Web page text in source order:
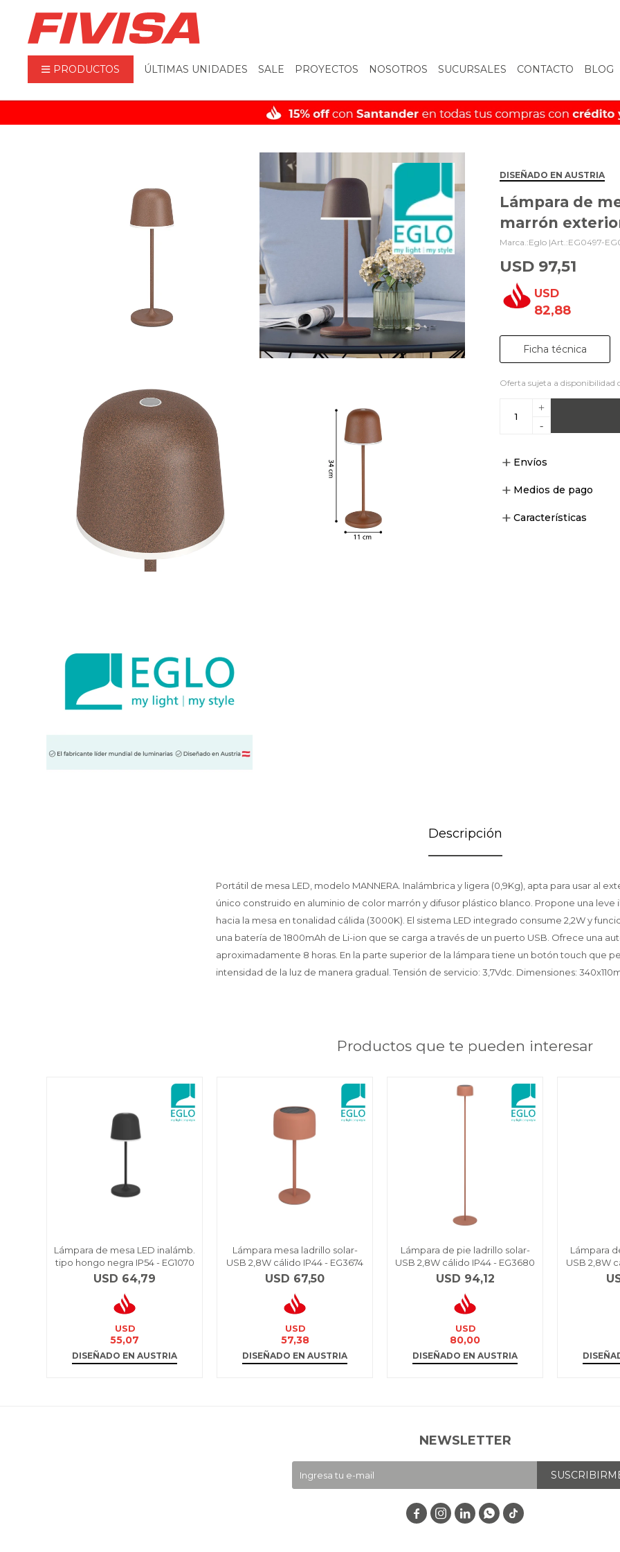
PRODUCTOS ÚLTIMAS UNIDADES SALE PROYECTOS NOSOTROS SUCURSALES CONTACTO BLOG
DISEÑADO EN AUSTRIA
Lámpara de
marrón
Eglo | EG0497-
USD 97,51
USD
82,88
Ficha técnica
Oferta sujeta a disponibilidad
+
-
Envíos
Medios de pago
Características
Descripción
Portátil de mesa LED, modelo MANNERA. Inalámbrica y ligera (0,9Kg), apta para usar al
único construido en aluminio de color marrón y difusor plástico blanco. Propone una leve
hacia la mesa en tonalidad cálida (3000K). El sistema LED integrado consume 2,2W y
una batería de 1800mAh de Li-ion que se carga a través de un puerto USB. Ofrece una
aproximadamente 8 horas. En la parte superior de la lámpara tiene un botón touch que
intensidad de la luz de manera gradual. Tensión de servicio: 3,7Vdc. Dimensiones:
Productos que te pueden interesar
Lámpara de mesa LED inalámb.
tipo hongo negra IP54 - EG1070
USD 64,79
USD
55,07
DISEÑADO EN AUSTRIA
Lámpara mesa ladrillo solar-
USB 2,8W cálido IP44 - EG3674
USD 67,50
USD
57,38
DISEÑADO EN AUSTRIA
Lámpara de pie ladrillo solar-
USB 2,8W cálido IP44 - EG3680
USD 94,12
USD
80,00
DISEÑADO EN AUSTRIA
Lámpara
USB 2,8W
NEWSLETTER
   